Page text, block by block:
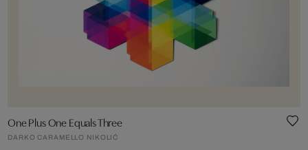
One Plus One Equals Three
DARKO CARAMELLO NIKOLIĆ